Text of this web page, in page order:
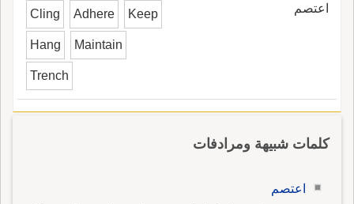
اعتصم Cling Adhere Keep
Hang Maintain
Trench
كلمات شبيهة ومرادفات
اعتصم